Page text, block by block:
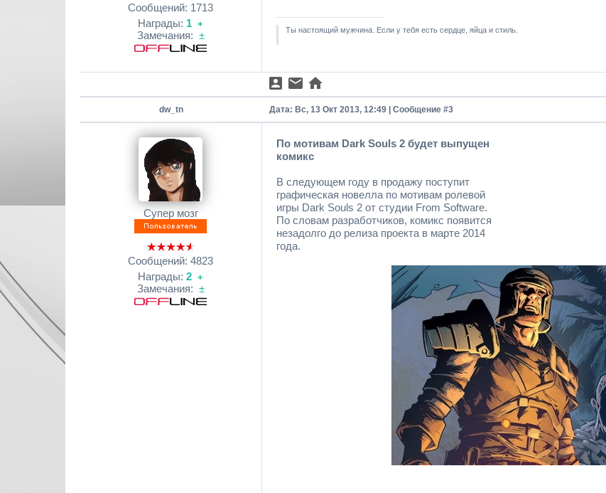
Сообщений: 1713
Награды: 1 +
Замечания: ± Ты настоящий мужчина. Если у тебя есть сердце, яйца и стиль.
dw_tn Дата: Вс, 13 Окт 2013, 12:49 | Сообщение #3
Супер мозг
Сообщений: 4823
Награды: 2 +
Замечания: ±
По мотивам Dark Souls 2 будет выпущен
комикс
В следующем году в продажу поступит
графическая новелла по мотивам ролевой
игры Dark Souls 2 от студии From Software.
По словам разработчиков, комикс появится
незадолго до релиза проекта в марте 2014
года.